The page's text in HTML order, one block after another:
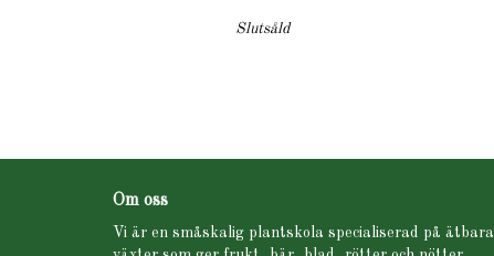
Slutsåld
Om oss
Vi är en småskalig plantskola specialiserad på ätbara